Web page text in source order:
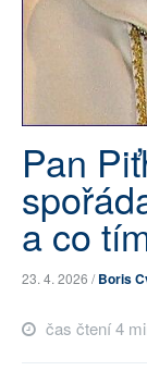
Pan
a co
23. 4. 2026 /Boris
čas čtení 4